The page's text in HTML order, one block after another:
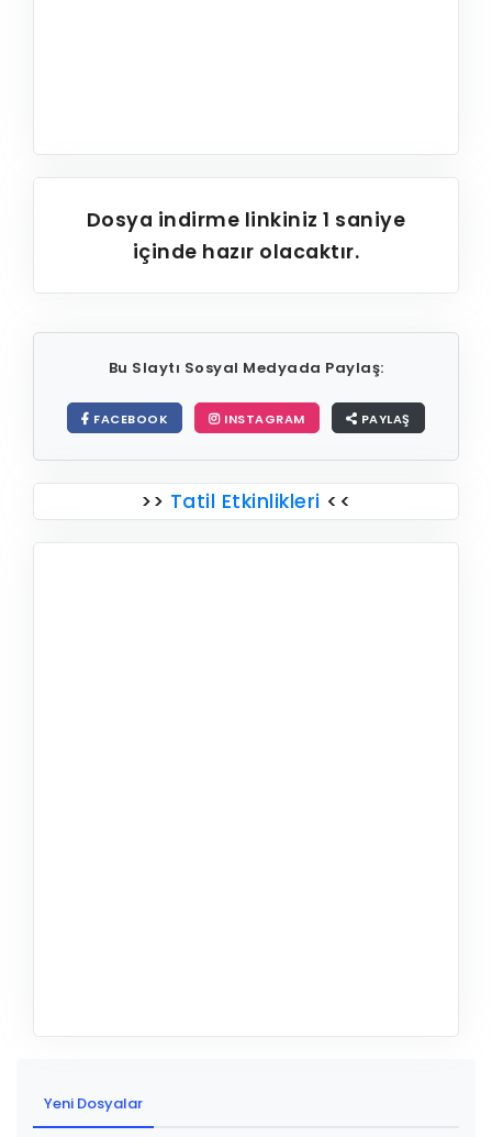
Dosya indirme linkiniz1 saniye
içinde hazır olacaktır.
Bu Slaytı Sosyal Medyada Paylaş:
FACEBOOK INSTAGRAM PAYLAŞ
>> Tatil Etkinlikleri <<
Yeni Dosyalar